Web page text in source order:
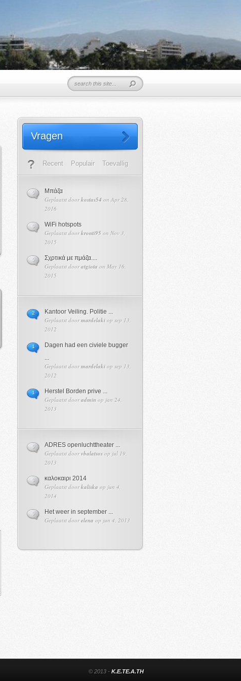
Vragen
Recent Populair Toevallig
Μπάζα
Geplaatst doorkostas54 on Apr 28,
2016
0
WiFi hotspots
Geplaatst doorkronti95 on Nov 3,
2015
0
Σχρτικά με πμάζα....
Geplaatst dooratgiota on May 16,
2015
0
Kantoor Veiling. Politie ...
Geplaatst doormardelaki op sep 13,
2012
2
Dagen had een civiele bugger
...
Geplaatst doormardelaki op sep 13,
2012
1
Herstel Borden prive ...
Geplaatst dooradmin op jan 24,
2013
1
ADRES openluchttheater ...
Geplaatst doorvbalatsos op jul 19,
2013
0
καλοκαιρι 2014
Geplaatst doorkaliska op jun 4,
2014
0
Het weer in september ...
Geplaatst doorelena op jun 4, 2013
0
© 2013 - K.E.TE.A.TH